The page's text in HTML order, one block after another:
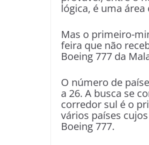
lógica, é uma
Mas o primeiro-
feira que não
Boeing 777 da
O número de
a 26. A busca se
corredor sul é o
vários países
Boeing 777.